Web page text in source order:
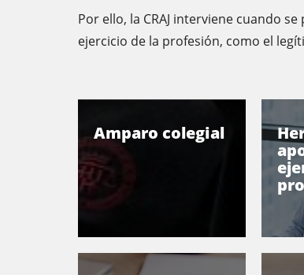
Por ello, la CRAJ interviene cuando
ejercicio de la profesión, como el
Amparo colegial